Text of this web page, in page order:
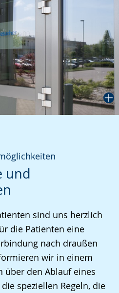
und
sind uns herzlich
die Patienten eine
nach draußen
wir in einem
über den Ablauf eines
speziellen Regeln, die